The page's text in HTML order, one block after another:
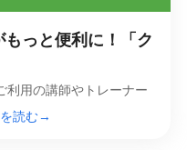
っと便利に！「ク
利用の講師やトレーナー
読む→